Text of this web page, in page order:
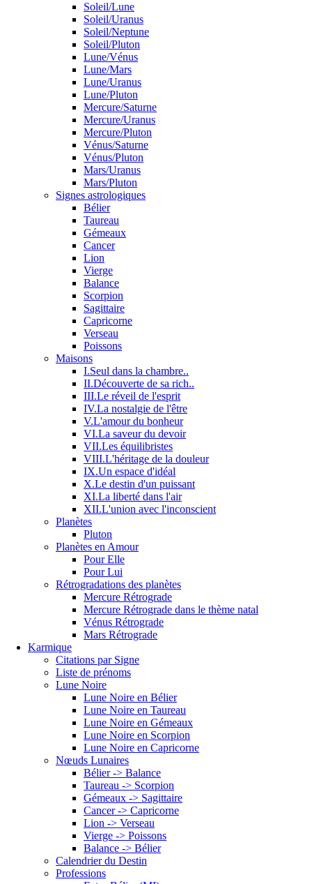
Soleil/Lune
Soleil/Uranus
Soleil/Neptune
Soleil/Pluton
Lune/Vénus
Lune/Mars
Lune/Uranus
Lune/Pluton
Mercure/Saturne
Mercure/Uranus
Mercure/Pluton
Vénus/Saturne
Vénus/Pluton
Mars/Uranus
Mars/Pluton
Signes astrologiques
Bélier
Taureau
Gémeaux
Cancer
Lion
Vierge
Balance
Scorpion
Sagittaire
Capricorne
Verseau
Poissons
Maisons
I.Seul dans la chambre..
II.Découverte de sa rich..
III.Le réveil de l'esprit
IV.La nostalgie de l'être
V.L'amour du bonheur
VI.La saveur du devoir
VII.Les équilibristes
VIII.L'héritage de la douleur
IX.Un espace d'idéal
X.Le destin d'un puissant
XI.La liberté dans l'air
XII.L'union avec l'inconscient
Planètes
Pluton
Planètes en Amour
Pour Elle
Pour Lui
Rétrogradations des planètes
Mercure Rétrograde
Mercure Rétrograde dans le thème natal
Vénus Rétrograde
Mars Rétrograde
Karmique
Citations par Signe
Liste de prénoms
Lune Noire
Lune Noire en Bélier
Lune Noire en Taureau
Lune Noire en Gémeaux
Lune Noire en Scorpion
Lune Noire en Capricorne
Nœuds Lunaires
Bélier -> Balance
Taureau -> Scorpion
Gémeaux -> Sagittaire
Cancer -> Capricorne
Lion -> Verseau
Vierge -> Poissons
Balance -> Bélier
Calendrier du Destin
Professions